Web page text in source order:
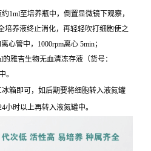
1ml至培养瓶中，倒置显微镜下观察，
培养液终止消化，再轻轻吹打细胞使之
心管中，1000rpm离心 5min；
雅吉生物无血清冻存液（货号：
。
箱即可，如后期要将细胞转入液氮罐
时以上再转入液氮罐中。